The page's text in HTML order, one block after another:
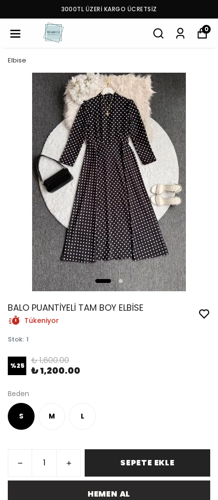
3000TL ÜZERİ KARGO ÜCRETSİZ
0
Elbise
BALO PUANTİYELİ TAM BOY ELBİSE
Tükeniyor
Stok: 1
%25 ₺ 1,600.00
₺ 1,200.00
Beden
S M L
SEPETE EKLE
HEMEN AL